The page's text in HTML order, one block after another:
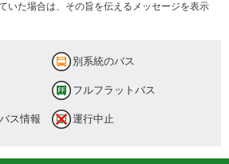
いた場合は、その旨を伝えるメッセージを表示
別系統のバス
フルフラットバス
ス情報
運行中止